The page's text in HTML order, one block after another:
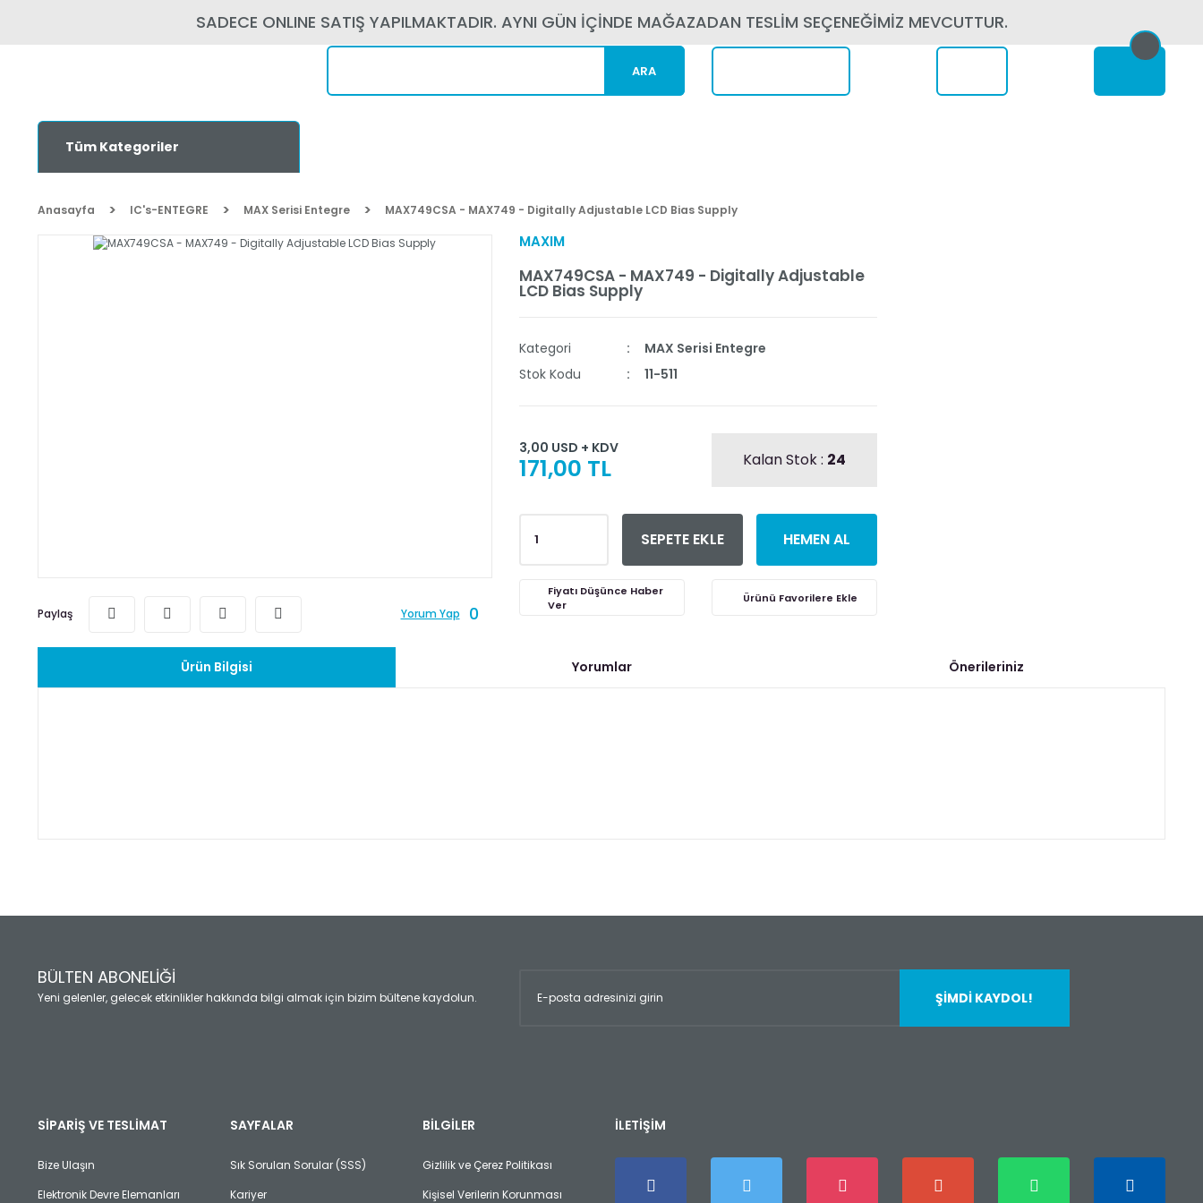
SADECE ONLINE SATIŞ YAPILMAKTADIR. AYNI GÜN İÇİNDE MAĞAZADAN TESLİM SEÇENEĞİMİZ MEVCUTTUR.
ARA
Tüm Kategoriler
Anasayfa IC's-ENTEGRE MAX Serisi Entegre MAX749CSA - MAX749 - Digitally Adjustable LCD Bias Supply
Paylaş Yorum Yap 0
MAXIM
MAX749CSA - MAX749 - Digitally Adjustable
LCD Bias Supply
Kategori
MAX Serisi Entegre
Stok Kodu
11-511
3,00 USD + KDV
171,00 TL Kalan Stok : 24
SEPETE EKLE HEMEN AL
Fiyatı Düşünce Haber
Ver
Ürün Bilgisi Yorumlar Önerileriniz
Yorum Yaz
Ürün açıklamasında eksik bilgiler bulunuyor.
Ürün fiyatı diğer sitelerden daha pahalı.
Bu ürüne benzer farklı alternatifler olmalı.
BÜLTEN ABONELİĞİ
Yeni gelenler, gelecek etkinlikler hakkında bilgi almak için bizim bültene kaydolun. ŞİMDİ KAYDOL!
SİPARİŞ VE TESLİMAT
Bize Ulaşın
Elektronik Devre Elemanları
SAYFALAR
Sık Sorulan Sorular (SSS)
Kariyer
BİLGİLER
Gizlilik ve Çerez Politikası
Kişisel Verilerin Korunması
İLETİŞİM